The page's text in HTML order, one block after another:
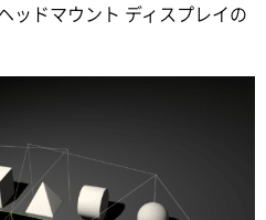
ッドマウント ディスプレイの